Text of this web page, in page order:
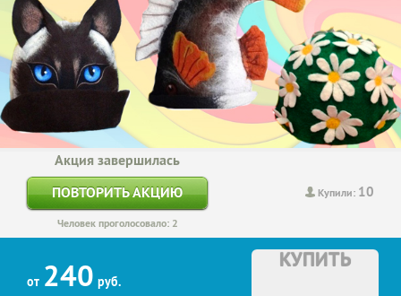
Купили: 10
Акция завершилась
ПОВТОРИТЬ АКЦИЮ
Человек проголосовало: 2
от 240 руб.
КУПИТЬ